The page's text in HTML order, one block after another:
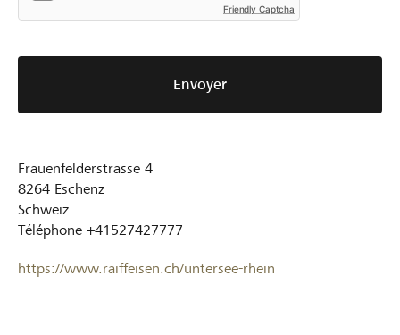
Friendly Captcha
Envoyer
Frauenfelderstrasse 4
8264 Eschenz
Schweiz
Téléphone +41527427777
https://www.raiffeisen.ch/untersee-rhein